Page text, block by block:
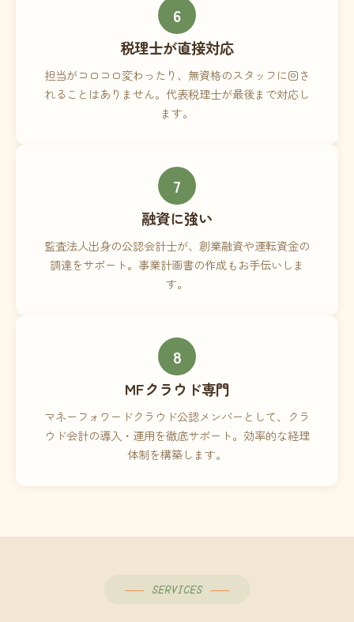
6
税理士が直接対応
担当がコロコロ変わったり、無資格のスタッフに回さ
れることはありません。代表税理士が最後まで対応し
ます。
7
融資に強い
監査法人出身の公認会計士が、創業融資や運転資金の
調達をサポート。事業計画書の作成もお手伝いしま
す。
8
MFクラウド専門
マネーフォワードクラウド公認メンバーとして、クラ
ウド会計の導入・運用を徹底サポート。効率的な経理
体制を構築します。
SERVICES